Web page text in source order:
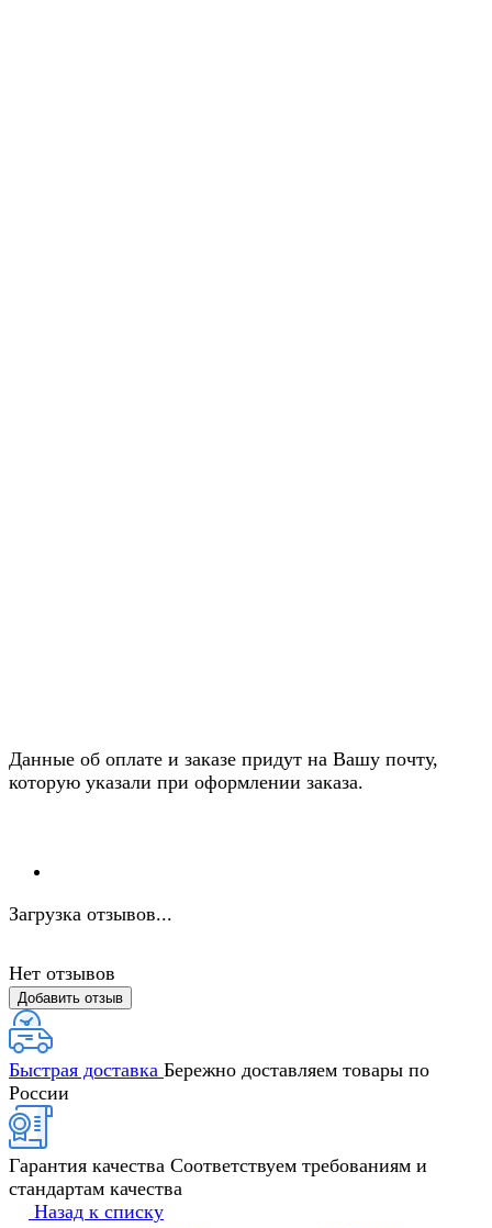
Данные об оплате и заказе придут на Вашу почту,
которую указали при оформлении заказа.
Загрузка отзывов...
Нет отзывов
Добавить отзыв
Быстрая доставка Бережно доставляем товары по
России
Гарантия качества Соответствуем требованиям и
стандартам качества
Назад к списку